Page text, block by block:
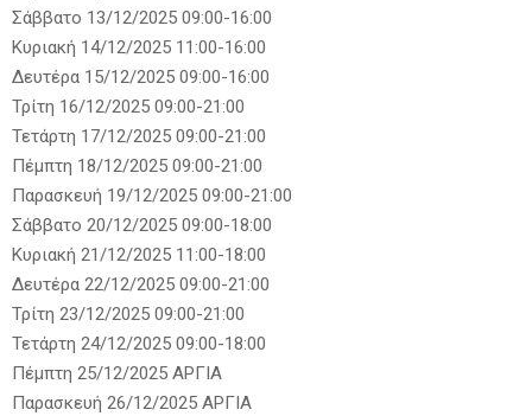
Σάββατο 13/12/2025 09:00-16:00
Κυριακή 14/12/2025 11:00-16:00
Δευτέρα 15/12/2025 09:00-16:00
Τρίτη 16/12/2025 09:00-21:00
Τετάρτη 17/12/2025 09:00-21:00
Πέμπτη 18/12/2025 09:00-21:00
Παρασκευή 19/12/2025 09:00-21:00
Σάββατο 20/12/2025 09:00-18:00
Κυριακή 21/12/2025 11:00-18:00
Δευτέρα 22/12/2025 09:00-21:00
Τρίτη 23/12/2025 09:00-21:00
Τετάρτη 24/12/2025 09:00-18:00
Πέμπτη 25/12/2025 ΑΡΓΙΑ
Παρασκευή 26/12/2025 ΑΡΓΙΑ